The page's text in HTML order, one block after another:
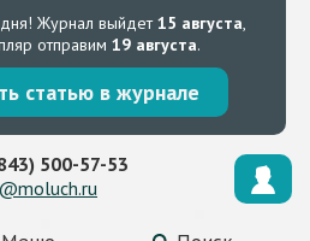
Журнал выйдет15 августа,
отправим 19 августа.
статью в журнале
500-57-53